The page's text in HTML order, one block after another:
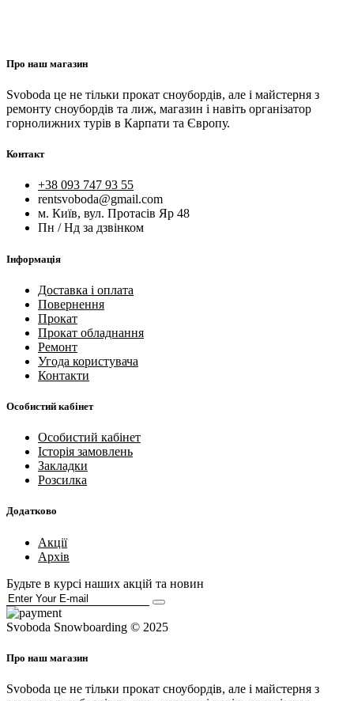
Про наш магазин
Svoboda це не тільки прокат сноубордів, але і майстерня з
ремонту сноубордів та лиж, магазин і навіть організатор
горнолижних турів в Карпати та Європу.
Контакт
+38 093 747 93 55
rentsvoboda@gmail.com
м. Київ, вул. Протасів Яр 48
Пн / Нд за дзвінком
Інформація
Доставка і оплата
Повернення
Прокат
Прокат обладнання
Ремонт
Угода користувача
Контакти
Особистий кабінет
Особистий кабінет
Історія замовлень
Закладки
Розсилка
Додатково
Акції
Архів
Будьте в курсі наших акцій та новин
Svoboda Snowboarding © 2025
Про наш магазин
Svoboda це не тільки прокат сноубордів, але і майстерня з